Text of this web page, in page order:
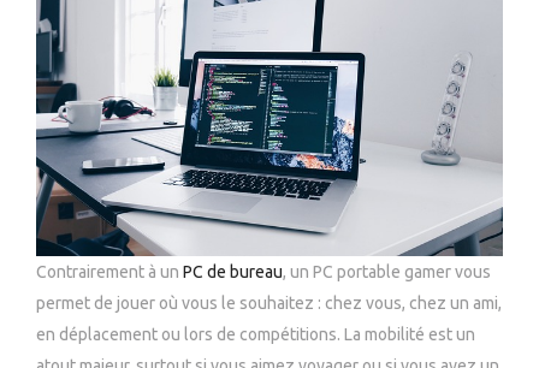
Contrairement à un PC de bureau, un PC portable gamer vous
permet de jouer où vous le souhaitez : chez vous, chez un ami,
en déplacement ou lors de compétitions. La mobilité est un